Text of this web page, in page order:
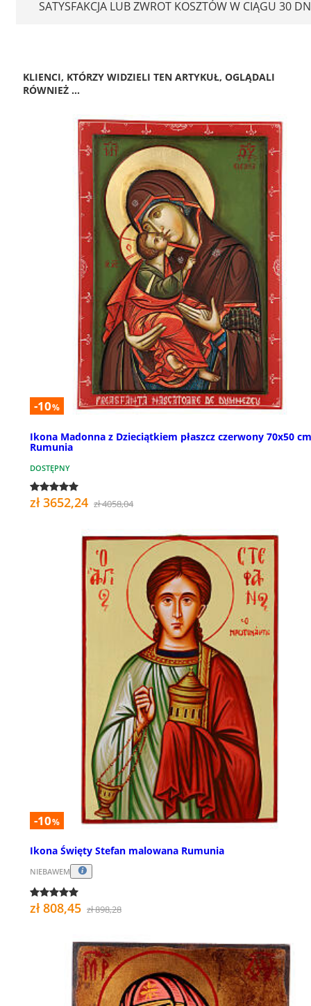
SATYSFAKCJA LUB ZWROT KOSZTÓW W CIĄGU 30
KLIENCI, KTÓRZY WIDZIELI TEN ARTYKUŁ, OGLĄDALI
RÓWNIEŻ ...
-10%
Ikona Madonna z Dzieciątkiem płaszcz czerwony 70x50 cm
Rumunia
DOSTĘPNY
zł 3652,24 zł 4058,04
-10%
Ikona Święty Stefan malowana Rumunia
NIEBAWEM
zł 808,45 zł 898,28